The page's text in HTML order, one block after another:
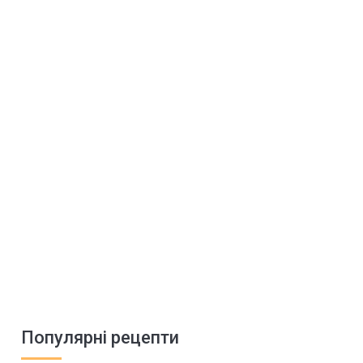
Популярні рецепти